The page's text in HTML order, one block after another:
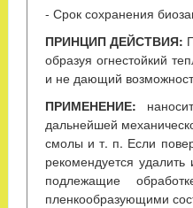
- Срок сохранения
ПРИНЦИП ДЕЙСТВИЯ:
образуя огнестойкий
и не дающий
ПРИМЕНЕНИЕ:
дальнейшей
смолы и т. п. Если
рекомендуется
подлежащие
пленкообразующими